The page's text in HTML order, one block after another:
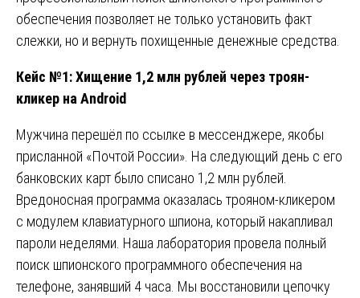
обеспечения позволяет не только установить факт
слежки, но и вернуть похищенные денежные средства.
Кейс №1: Хищение 1,2 млн рублей через троян-
кликер на Android
Мужчина перешёл по ссылке в мессенджере, якобы
присланной «Почтой России». На следующий день с его
банковских карт было списано 1,2 млн рублей.
Вредоносная программа оказалась трояном-кликером
с модулем клавиатурного шпиона, который накапливал
пароли неделями. Наша лаборатория провела полный
поиск шпионского программного обеспечения на
телефоне, занявший 4 часа. Мы восстановили цепочку